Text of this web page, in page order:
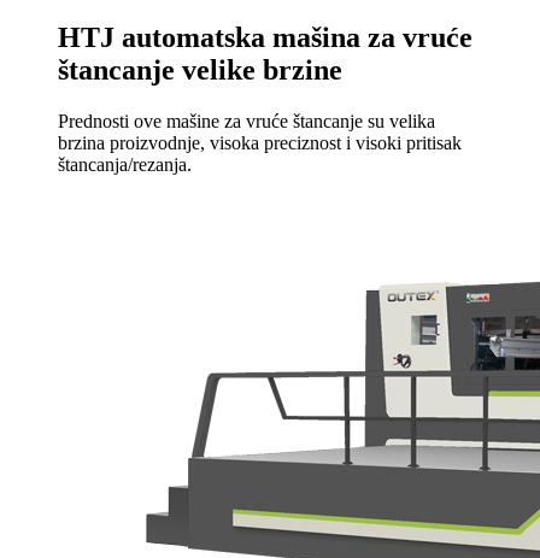
HTJ automatska mašina za vruće
štancanje velike brzine
Prednosti ove mašine za vruće štancanje su velika
brzina proizvodnje, visoka preciznost i visoki pritisak
štancanja/rezanja.